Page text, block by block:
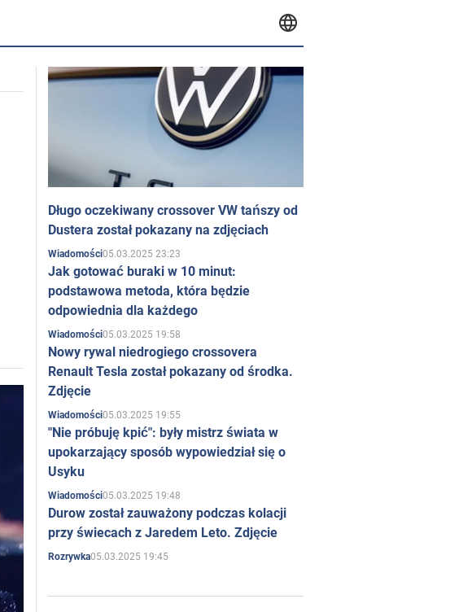
Długo oczekiwany crossover VW tańszy od
Dustera został pokazany na zdjęciach
Wiadomości05.03.2025 23:23
Jak gotować buraki w 10 minut:
podstawowa metoda, która będzie
odpowiednia dla każdego
Wiadomości05.03.2025 19:58
Nowy rywal niedrogiego crossovera
Renault Tesla został pokazany od środka.
Zdjęcie
Wiadomości05.03.2025 19:55
"Nie próbuję kpić": były mistrz świata w
upokarzający sposób wypowiedział się o
Usyku
Wiadomości05.03.2025 19:48
Durow został zauważony podczas kolacji
przy świecach z Jaredem Leto. Zdjęcie
Rozrywka05.03.2025 19:45